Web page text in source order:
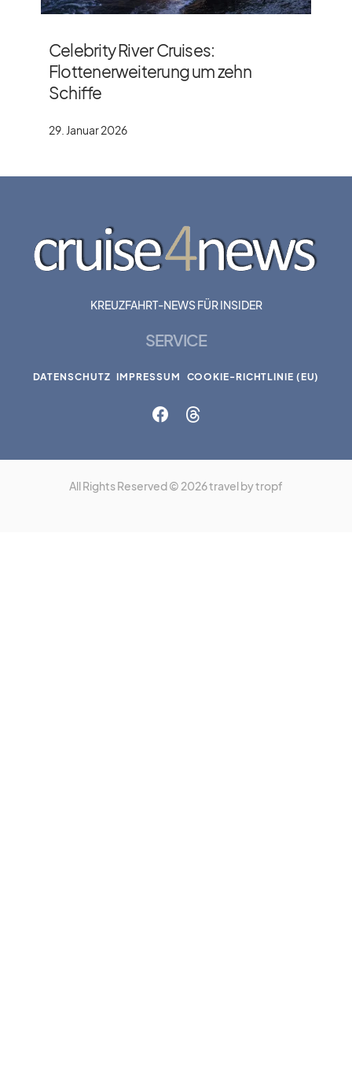
Celebrity River Cruises:
Flottenerweiterung um zehn
Schiffe
29. Januar 2026
KREUZFAHRT-NEWS FÜR INSIDER
SERVICE
DATENSCHUTZ IMPRESSUM COOKIE-RICHTLINIE (EU)
All Rights Reserved © 2026 travel by tropf